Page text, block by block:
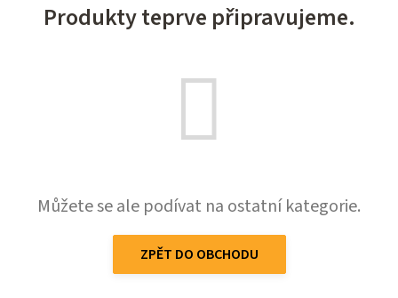
Produkty teprve připravujeme.
Můžete se ale podívat na ostatní kategorie.
ZPĚT DO OBCHODU